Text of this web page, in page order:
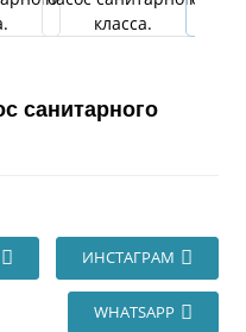
санитарного
ИНСТАГРАМ
WHATSAPP